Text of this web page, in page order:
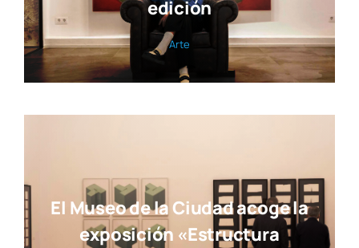
edición
Arte
El Museo de la Ciudad acoge la
exposición «Estructura